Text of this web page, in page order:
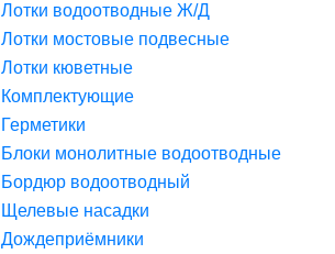
Лотки водоотводные Ж/Д
Лотки мостовые подвесные
Лотки кюветные
Комплектующие
Герметики
Блоки монолитные водоотводные
Бордюр водоотводный
Щелевые насадки
Дождеприёмники